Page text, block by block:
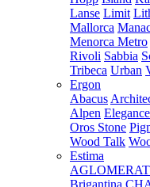
Lanse Limit
Mallorca
Menorca Metro
Rivoli Sabbia
Tribeca Urban
Ergon
Abacus
Alpen
Oros Stone
Wood Talk
Estima
AGLOMERAT